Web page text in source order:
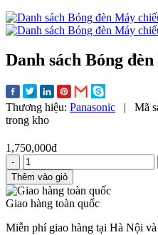
Danh sách Bóng
Thương hiệu: Panasonic | Mã
trong kho
1,750,000đ
-
Thêm vào giỏ
Giao hàng toàn quốc
Miễn phí giao hàng tại Hà Nội